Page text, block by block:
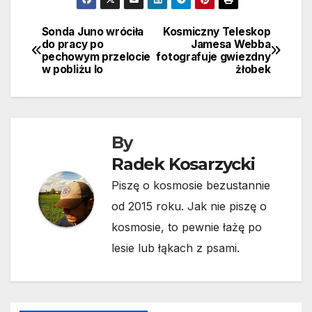
Nawigacja
wpisu
Kosmiczny Teleskop
Jamesa Webba
fotografuje gwiezdny
żłobek
Sonda Juno wróciła
do pracy po
pechowym przelocie
w pobliżu Io
By
Radek Kosarzycki
Piszę o kosmosie bezustannie
od 2015 roku. Jak nie piszę o
kosmosie, to pewnie łażę po
lesie lub łąkach z psami.